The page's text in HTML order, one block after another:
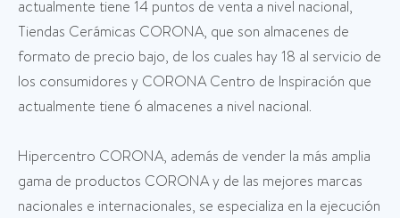
actualmente tiene 14 puntos de venta a nivel nacional,
Tiendas Cerámicas CORONA, que son almacenes de
formato de precio bajo, de los cuales hay 18 al servicio de
los consumidores y CORONA Centro de Inspiración que
actualmente tiene 6 almacenes a nivel nacional.
Hipercentro CORONA, además de vender la más amplia
gama de productos CORONA y de las mejores marcas
nacionales e internacionales, se especializa en la ejecución